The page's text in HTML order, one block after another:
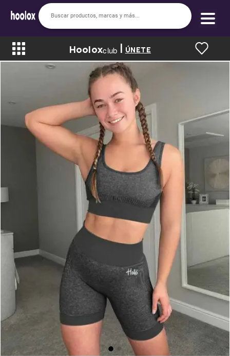
Bienvenido a hoolox
La evolución de la moda en línea.
Inicio
Soy nuevo
Mis compras
Club de Recompensas
Romper el Precio
Programa UGC
Descuentos
Iniciar sesión
Hooloxclub ÚNETE